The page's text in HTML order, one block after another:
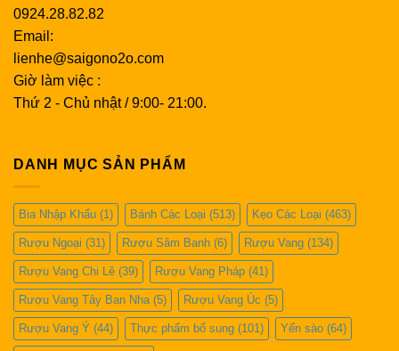
0924.28.82.82
Email:
lienhe@saigono2o.com
Giờ làm việc :
Thứ 2 - Chủ nhật / 9:00- 21:00.
DANH MỤC SẢN PHẨM
Bia Nhập Khẩu (1) Bánh Các Loại (513) Kẹo Các Loại (463)
Rượu Ngoại (31) Rượu Sâm Banh (6) Rượu Vang (134)
Rượu Vang Chi Lê (39) Rượu Vang Pháp (41)
Rượu Vang Tây Ban Nha (5) Rượu Vang Úc (5)
Rượu Vang Ý (44) Thực phẩm bổ sung (101) Yến sào (64)